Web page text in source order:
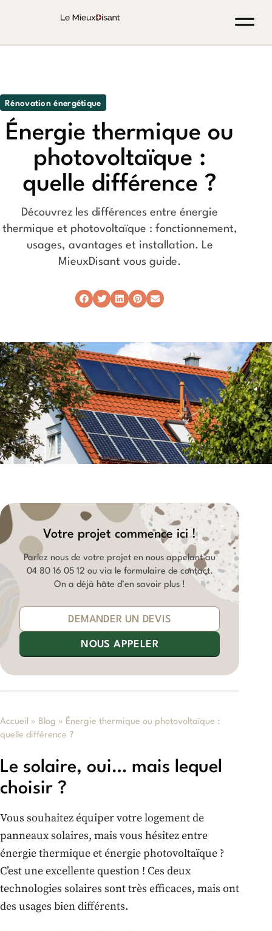
Rénovation énergétique
Énergie thermique ou
photovoltaïque :
quelle différence ?
Découvrez les différences entre énergie
thermique et photovoltaïque : fonctionnement,
usages, avantages et installation. Le
MieuxDisant vous guide.
Votre projet commence ici !
Parlez nous de votre projet en nous appelant au
04 80 16 05 12 ou via le formulaire de contact.
On a déjà hâte d’en savoir plus !
DEMANDER UN DEVIS
NOUS APPELER
Accueil » Blog » Énergie thermique ou photovoltaïque :
quelle différence ?
Le solaire, oui… mais lequel
choisir ?
Vous souhaitez équiper votre logement de
panneaux solaires, mais vous hésitez entre
énergie thermique et énergie photovoltaïque ?
C’est une excellente question ! Ces deux
technologies solaires sont très efficaces, mais ont
des usages bien différents.